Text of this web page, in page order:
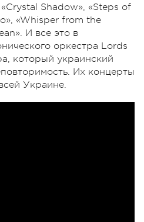
Shadow», «Steps of
«Whisper from the
И все это в
оркестра Lords
который украинский
Их концерты
Украине.